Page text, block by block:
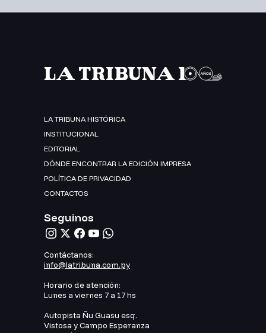
LA TRIBUNA HISTÓRICA
INSTITUCIONAL
EDITORIAL
DÓNDE ENCONTRAR LA EDICIÓN IMPRESA
POLÍTICA DE PRIVACIDAD
CONTACTOS
Seguinos
Contáctanos:
info@latribuna.com.py
Horario de atención:
Lunes a viernes 7 a 17 hs
Autopista Ñu Guasu esq.
Vistosa y Campo Esperanza